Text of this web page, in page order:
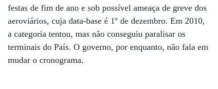
festas de fim de ano e sob possível ameaça de greve dos
aeroviários, cuja data-base é 1º de dezembro. Em 2010,
a categoria tentou, mas não conseguiu paralisar os
terminais do País. O governo, por enquanto, não fala em
mudar o cronograma.